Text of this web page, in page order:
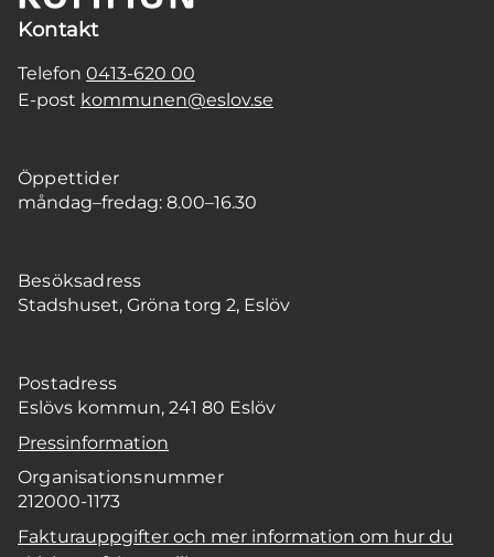
Kontakt
Telefon 0413-620 00
E-post kommunen@eslov.se
Öppettider
måndag–fredag: 8.00–16.30
Besöksadress
Stadshuset, Gröna torg 2, Eslöv
Postadress
Eslövs kommun, 241 80 Eslöv
Pressinformation
Organisationsnummer
212000-1173
Fakturauppgifter och mer information om hur du